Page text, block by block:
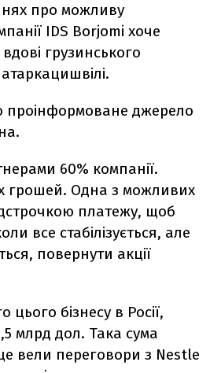
про можливу
IDS Borjomi хоче
грузинського
проінформоване джерело
60% компанії.
грошей. Одна з можливих
платежу, щоб
все стабілізується, але
повернути акції
цього бізнесу в Росії,
млрд дол. Така сума
вели переговори з Nestle